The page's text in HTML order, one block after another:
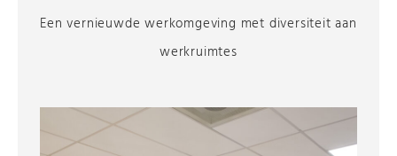
Een vernieuwde werkomgeving met diversiteit aan
werkruimtes